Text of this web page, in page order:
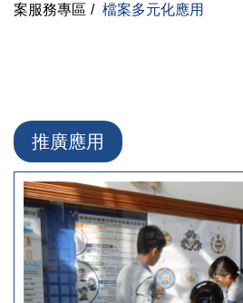
案服務專區 / 檔案多元化應用
推廣應用